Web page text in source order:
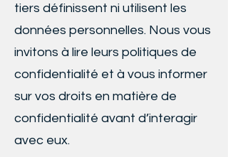
tiers définissent ni utilisent les
données personnelles. Nous vous
invitons à lire leurs politiques de
confidentialité et à vous informer
sur vos droits en matière de
confidentialité avant d’interagir
avec eux.